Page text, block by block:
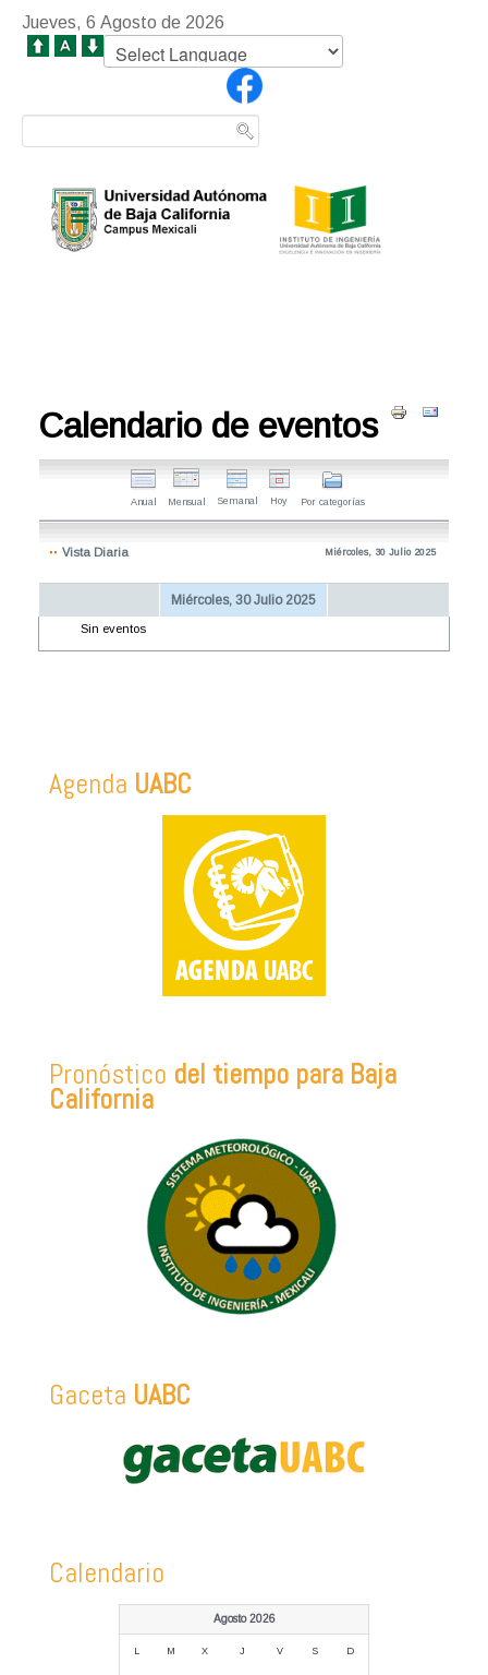
Jueves, 6 Agosto de 2026
Calendario de eventos
Anual Mensual Semanal Hoy Por categorías
Vista Diaria Miércoles, 30 Julio 2025
Miércoles, 30 Julio 2025
Sin eventos
Agenda UABC
Pronóstico del tiempo para Baja
California
Gaceta UABC
Calendario
Agosto 2026
L M X J V S D